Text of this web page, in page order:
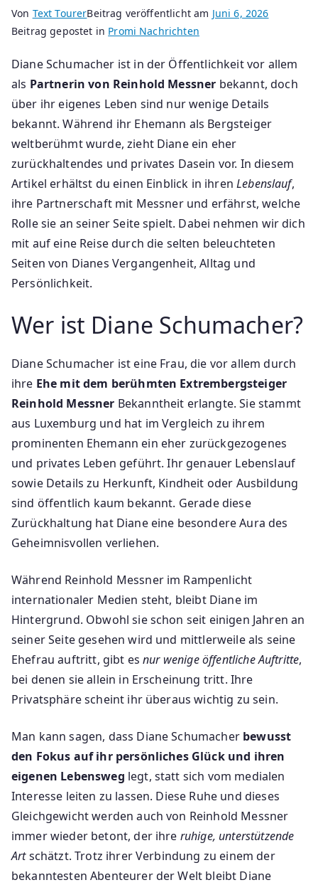
Von Text TourerBeitrag veröffentlicht am Juni 6, 2026
Beitrag gepostet in Promi Nachrichten
Diane Schumacher ist in der Öffentlichkeit vor allem
als Partnerin von Reinhold Messner bekannt, doch
über ihr eigenes Leben sind nur wenige Details
bekannt. Während ihr Ehemann als Bergsteiger
weltberühmt wurde, zieht Diane ein eher
zurückhaltendes und privates Dasein vor. In diesem
Artikel erhältst du einen Einblick in ihrenLebenslauf,
ihre Partnerschaft mit Messner und erfährst, welche
Rolle sie an seiner Seite spielt. Dabei nehmen wir dich
mit auf eine Reise durch die selten beleuchteten
Seiten von Dianes Vergangenheit, Alltag und
Persönlichkeit.
Wer ist Diane Schumacher?
Diane Schumacher ist eine Frau, die vor allem durch
ihre Ehe mit dem berühmten Extrembergsteiger
Reinhold Messner Bekanntheit erlangte. Sie stammt
aus Luxemburg und hat im Vergleich zu ihrem
prominenten Ehemann ein eher zurückgezogenes
und privates Leben geführt. Ihr genauer Lebenslauf
sowie Details zu Herkunft, Kindheit oder Ausbildung
sind öffentlich kaum bekannt. Gerade diese
Zurückhaltung hat Diane eine besondere Aura des
Geheimnisvollen verliehen.
Während Reinhold Messner im Rampenlicht
internationaler Medien steht, bleibt Diane im
Hintergrund. Obwohl sie schon seit einigen Jahren an
seiner Seite gesehen wird und mittlerweile als seine
Ehefrau auftritt, gibt esnur wenige öffentliche Auftritte,
bei denen sie allein in Erscheinung tritt. Ihre
Privatsphäre scheint ihr überaus wichtig zu sein.
Man kann sagen, dass Diane Schumacher bewusst
den Fokus auf ihr persönliches Glück und ihren
eigenen Lebensweg legt, statt sich vom medialen
Interesse leiten zu lassen. Diese Ruhe und dieses
Gleichgewicht werden auch von Reinhold Messner
immer wieder betont, der ihre ruhige, unterstützende
Artschätzt. Trotz ihrer Verbindung zu einem der
bekanntesten Abenteurer der Welt bleibt Diane